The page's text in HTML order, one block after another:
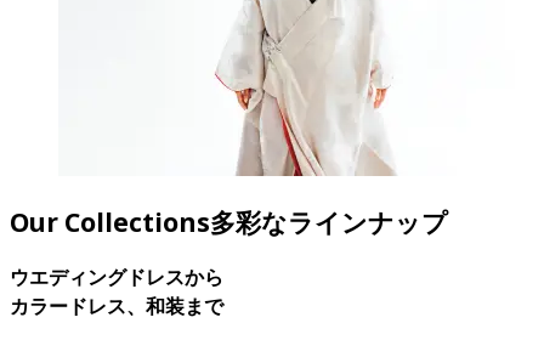
Our Collections多彩なラインナップ
ウエディングドレスから
カラードレス、和装まで